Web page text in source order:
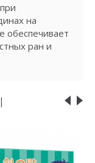
на
обеспечивает
ран и